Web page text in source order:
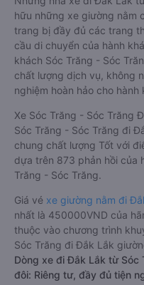
hữu những xe giường nằm
trang bị đầy đủ các trang
cầu di chuyển của hành
khách Sóc Trăng - Sóc
chất lượng dịch vụ, không
nghiệm hoàn hảo cho hành
Xe Sóc Trăng - Sóc Trăng
Sóc Trăng - Sóc Trăng đi
chung chất lượng Tốt với
dựa trên 873 phản hồi của
Trăng - Sóc Trăng.
Giá vé xe giường nằm đi
nhất là 450000VND của
thuộc vào chương trình
Sóc Trăng đi Đắk Lắk
Dòng xe đi Đắk Lắk từ Sóc
đôi: Riêng tư, đầy đủ tiện